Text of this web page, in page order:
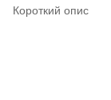
Короткий опис